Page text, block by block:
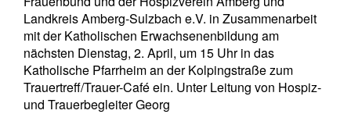
Landkreis Amberg-Sulzbach e.V. in Zusammenarbeit
mit der Katholischen Erwachsenenbildung am
nächsten Dienstag, 2. April, um 15 Uhr in das
Katholische Pfarrheim an der Kolpingstraße zum
Trauertreff/Trauer-Café ein. Unter Leitung von Hospiz-
und Trauerbegleiter Georg